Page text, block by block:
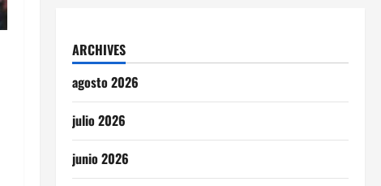
ARCHIVES
agosto 2026
julio 2026
junio 2026